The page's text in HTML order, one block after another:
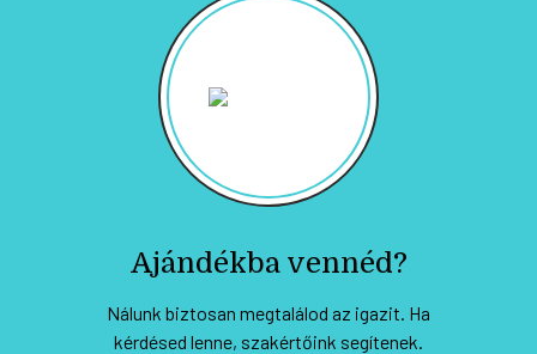
Ajándékba vennéd?
Nálunk biztosan megtalálod az igazit. Ha
kérdésed lenne, szakértőink segítenek.